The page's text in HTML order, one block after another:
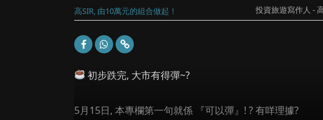
高SIR, 由10萬元的組合做起！ 投資旅遊寫作人 -
初步跌完, 大市有得彈~?
5月15日, 本專欄第一句就係 『可以彈』! ? 有咩理據?